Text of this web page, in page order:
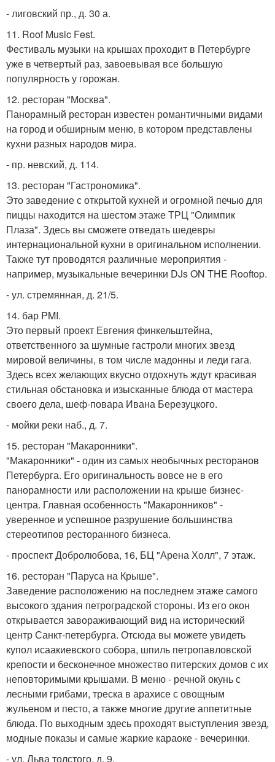
- лиговский пр., д. 30 а.
11. Roof Music Fest.
Фестиваль музыки на крышах проходит в Петербурге
уже в четвертый раз, завоевывая все большую
популярность у горожан.
12. ресторан "Москва".
Панорамный ресторан известен романтичными видами
на город и обширным меню, в котором представлены
кухни разных народов мира.
- пр. невский, д. 114.
13. ресторан "Гастрономика".
Это заведение с открытой кухней и огромной печью для
пиццы находится на шестом этаже ТРЦ "Олимпик
Плаза". Здесь вы сможете отведать шедевры
интернациональной кухни в оригинальном исполнении.
Также тут проводятся различные мероприятия -
например, музыкальные вечеринки DJs ON THE Rooftop.
- ул. стремянная, д. 21/5.
14. бар PMI.
Это первый проект Евгения финкельштейна,
ответственного за шумные гастроли многих звезд
мировой величины, в том числе мадонны и леди гага.
Здесь всех желающих вкусно отдохнуть ждут красивая
стильная обстановка и изысканные блюда от мастера
своего дела, шеф-повара Ивана Березуцкого.
- мойки реки наб., д. 7.
15. ресторан "Макаронники".
"Макаронники" - один из самых необычных ресторанов
Петербурга. Его оригинальность вовсе не в его
панорамности или расположении на крыше бизнес-
центра. Главная особенность "Макаронников" -
уверенное и успешное разрушение большинства
стереотипов ресторанного бизнеса.
- проспект Добролюбова, 16, БЦ "Арена Холл", 7 этаж.
16. ресторан "Паруса на Крыше".
Заведение расположению на последнем этаже самого
высокого здания петроградской стороны. Из его окон
открывается завораживающий вид на исторический
центр Санкт-петербурга. Отсюда вы можете увидеть
купол исаакиевского собора, шпиль петропавловской
крепости и бесконечное множество питерских домов с их
неповторимыми крышами. В меню - речной окунь с
лесными грибами, треска в арахисе с овощным
жульеном и песто, а также многие другие аппетитные
блюда. По выходным здесь проходят выступления звезд,
модные показы и самые жаркие караоке - вечеринки.
- ул. Льва толстого, д. 9.